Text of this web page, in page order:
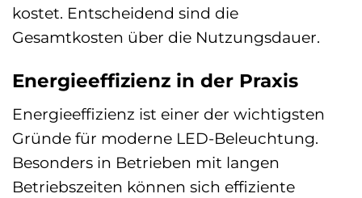
kostet. Entscheidend sind die
Gesamtkosten über die Nutzungsdauer.
Energieeffizienz in der Praxis
Energieeffizienz ist einer der wichtigsten
Gründe für moderne LED-Beleuchtung.
Besonders in Betrieben mit langen
Betriebszeiten können sich effiziente